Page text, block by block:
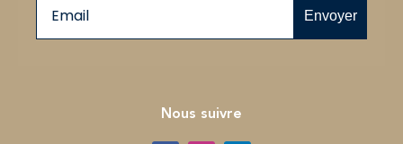
Envoyer
Nous suivre